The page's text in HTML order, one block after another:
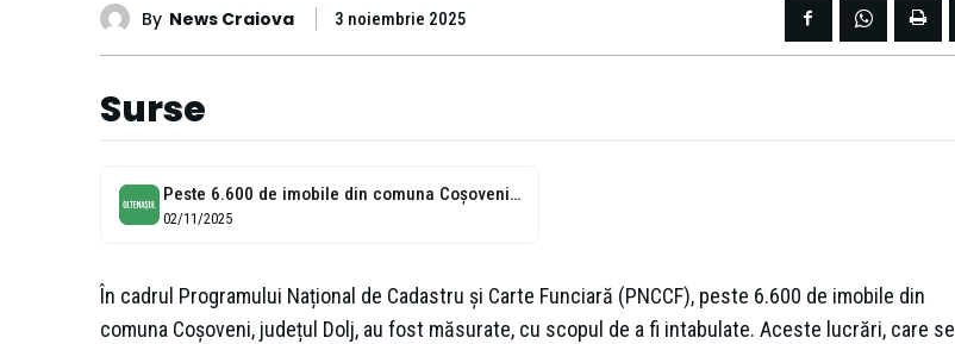
By News Craiova 3 noiembrie 2025
Surse
Peste 6.600 de imobile din comuna Coșoveni, județul Dolj, au fost măsurate...
02/11/2025
În cadrul Programului Național de Cadastru și Carte Funciară (PNCCF), peste 6.600 de imobile din
comuna Coșoveni, județul Dolj, au fost măsurate, cu scopul de a fi intabulate. Aceste lucrări, care se